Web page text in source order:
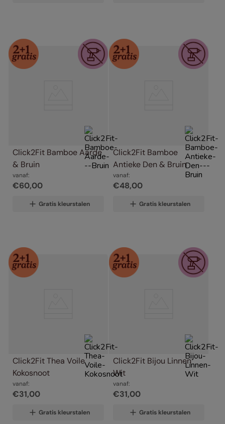
Click2Fit Bamboe Aarde
& Bruin
vanaf:
€60,00
Gratis kleurstalen
Click2Fit Bamboe
Antieke Den & Bruin
vanaf:
€48,00
Gratis kleurstalen
Click2Fit Thea Voile
Kokosnoot
vanaf:
€31,00
Gratis kleurstalen
Click2Fit Bijou Linnen
Wit
vanaf:
€31,00
Gratis kleurstalen